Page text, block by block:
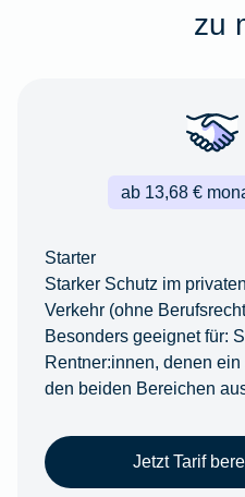
zu
ab 13,68 €
Starter
Starker Schutz im
Verkehr (ohne
Besonders geeignet für:
Rentner:innen, denen
den beiden Bereichen
Jetzt Tarif